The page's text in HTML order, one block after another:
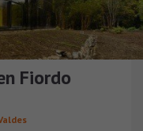
Fiordo